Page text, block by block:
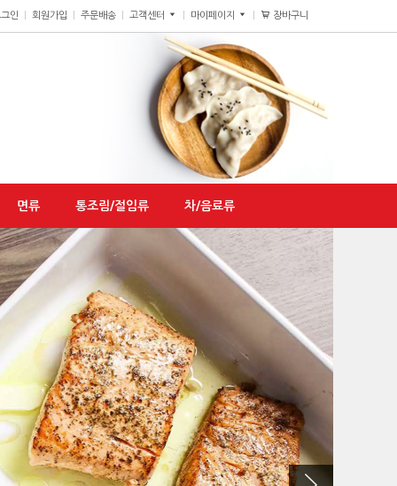
인 회원가입 주문배송 고객센터 마이페이지 장바구니
면류 통조림/절임류 차/음료류